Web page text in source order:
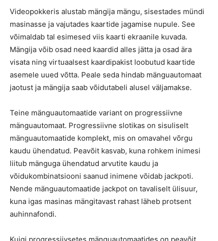
Videopokkeris alustab mängija mängu, sisestades mündi
masinasse ja vajutades kaartide jagamise nupule. See
võimaldab tal esimesed viis kaarti ekraanile kuvada.
Mängija võib osad need kaardid alles jätta ja osad ära
visata ning virtuaalsest kaardipakist loobutud kaartide
asemele uued võtta. Peale seda hindab mänguautomaat
jaotust ja mängija saab võidutabeli alusel väljamakse.
Teine mänguautomaatide variant on progressiivne
mänguautomaat. Progressiivne slotikas on sisuliselt
mänguautomaatide komplekt, mis on omavahel võrgu
kaudu ühendatud. Peavõit kasvab, kuna rohkem inimesi
liitub mänguga ühendatud arvutite kaudu ja
võidukombinatsiooni saanud inimene võidab jackpoti.
Nende mänguautomaatide jackpot on tavaliselt ülisuur,
kuna igas masinas mängitavast rahast läheb protsent
auhinnafondi.